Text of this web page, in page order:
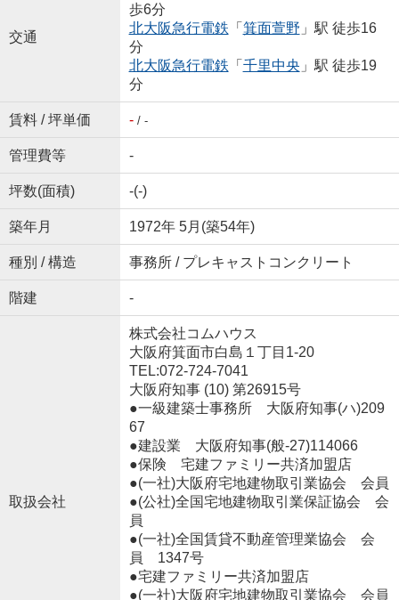
交通
歩6分
北大阪急行電鉄 「 箕面萱野 」駅 徒歩16
分
北大阪急行電鉄 「 千里中央 」駅 徒歩19
分
賃料 / 坪単価 -/ -
管理費等 -
坪数(面積) -(-)
築年月 1972年 5月(築54年)
種別 / 構造 事務所 / プレキャストコンクリート
階建 -
取扱会社
株式会社コムハウス
大阪府箕面市白島１丁目1-20
TEL:072-724-7041
大阪府知事 (10) 第26915号
●一級建築士事務所 大阪府知事(ハ)209
67
●建設業 大阪府知事(般‐27)114066
●保険 宅建ファミリー共済加盟店
●(一社)大阪府宅地建物取引業協会 会員
●(公社)全国宅地建物取引業保証協会 会
員
●(一社)全国賃貸不動産管理業協会 会
員 1347号
●宅建ファミリー共済加盟店
●(一社)大阪府宅地建物取引業協会 会員